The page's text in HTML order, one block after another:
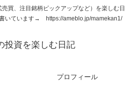
買、注目銘柄ピックアップなど）を楽しむ日
いています→ https://ameblo.jp/mamekan1/
投資を楽しむ日記
プロフィール